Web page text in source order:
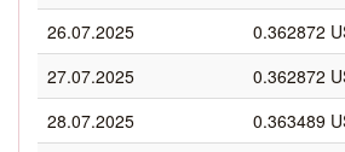
26.07.2025
0.362872
27.07.2025
0.362872
28.07.2025
0.363489